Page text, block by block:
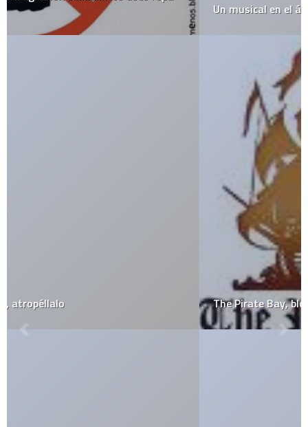
Un musical en el área de comida
The Pirate Bay, bloqueado en Italia